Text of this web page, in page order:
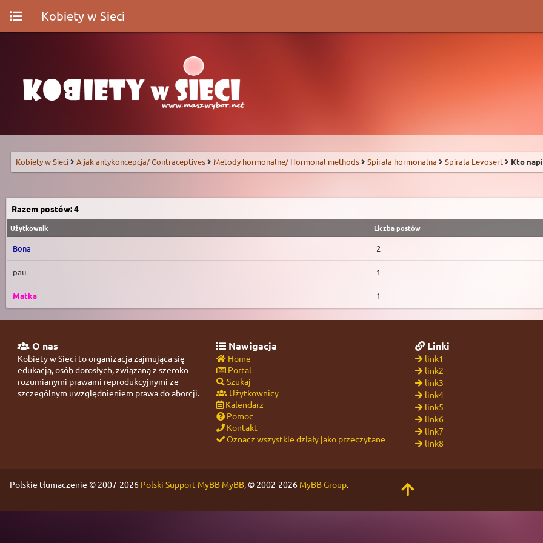
Kobiety w Sieci
Kobiety w Sieci A jak antykoncepcja/ Contraceptives Metody hormonalne/ Hormonal methods Spirala hormonalna Spirala Levosert Kto
Razem postów: 4
Użytkownik Liczba postów
Bona 2
pau 1
Matka 1
O nas
Kobiety w Sieci to organizacja zajmująca się
edukacją, osób dorosłych, związaną z szeroko
rozumianymi prawami reprodukcyjnymi ze
szczególnym uwzględnieniem prawa do aborcji.
Nawigacja
Home
Portal
Szukaj
Użytkownicy
Kalendarz
Pomoc
Kontakt
Oznacz wszystkie działy jako przeczytane
Linki
link1
link2
link3
link4
link5
link6
link7
link8
Polskie tłumaczenie © 2007-2026 Polski Support MyBB MyBB, © 2002-2026 MyBB Group.